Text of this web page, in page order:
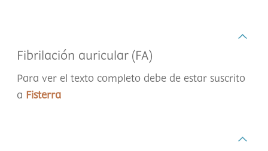
Fibrilación auricular (FA)
Para ver el texto completo debe de estar suscrito
a Fisterra